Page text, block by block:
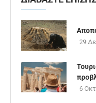
29
6